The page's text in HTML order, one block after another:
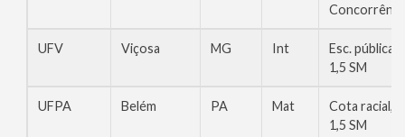
UFV Viçosa MG Int
Esc. pública,
1,5 SM
UFPA Belém PA Mat
Cota racial,
1,5 SM